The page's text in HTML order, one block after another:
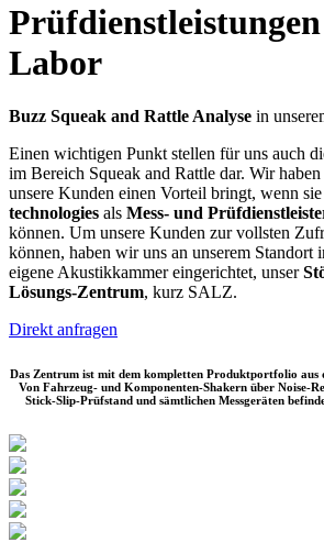
Labor
Buzz Squeak and Rattle Analyse in
Einen wichtigen Punkt stellen für uns auch
im Bereich Squeak and Rattle dar. Wir
unsere Kunden einen Vorteil bringt, wenn
technologies als Mess- und
können. Um unsere Kunden zur vollsten
können, haben wir uns an unserem Standort
eigene Akustikkammer eingerichtet, unser
Lösungs-Zentrum, kurz SALZ.
Direkt anfragen
Das Zentrum ist mit dem kompletten Produktportfolio aus
Von Fahrzeug- und Komponenten-Shakern über Noise-
Stick-Slip-Prüfstand und sämtlichen Messgeräten